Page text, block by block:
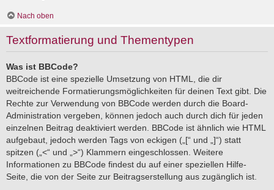
Nach oben
Textformatierung und Thementypen
Was ist BBCode?
BBCode ist eine spezielle Umsetzung von HTML, die dir
weitreichende Formatierungsmöglichkeiten für deinen Text gibt. Die
Rechte zur Verwendung von BBCode werden durch die Board-
Administration vergeben, können jedoch auch durch dich für jeden
einzelnen Beitrag deaktiviert werden. BBCode ist ähnlich wie HTML
aufgebaut, jedoch werden Tags von eckigen („[“ und „]“) statt
spitzen („<“ und „>“) Klammern eingeschlossen. Weitere
Informationen zu BBCode findest du auf einer speziellen Hilfe-
Seite, die von der Seite zur Beitragserstellung aus zugänglich ist.